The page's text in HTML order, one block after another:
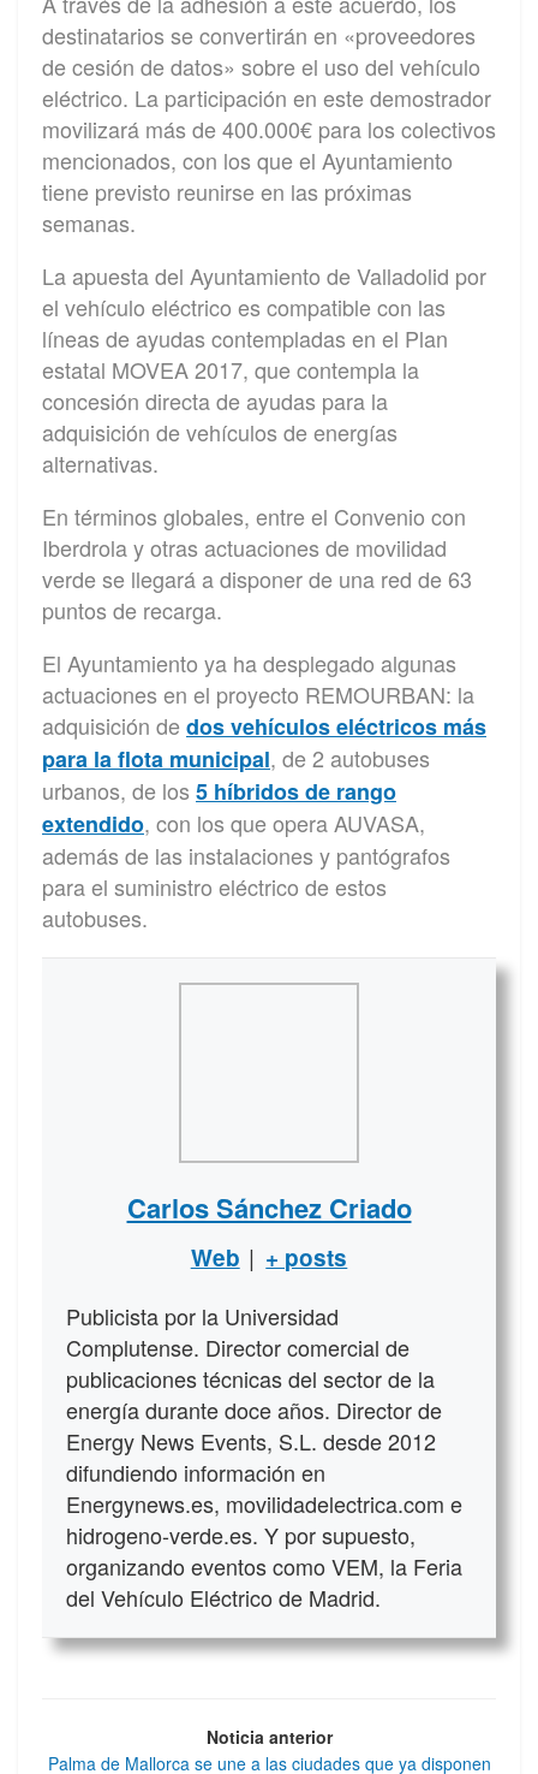
destinatarios se convertirán en «proveedores
de cesión de datos» sobre el uso del vehículo
eléctrico. La participación en este demostrador
movilizará más de 400.000€ para los colectivos
mencionados, con los que el Ayuntamiento
tiene previsto reunirse en las próximas
semanas.
La apuesta del Ayuntamiento de Valladolid por
el vehículo eléctrico es compatible con las
líneas de ayudas contempladas en el Plan
estatal MOVEA 2017, que contempla la
concesión directa de ayudas para la
adquisición de vehículos de energías
alternativas.
En términos globales, entre el Convenio con
Iberdrola y otras actuaciones de movilidad
verde se llegará a disponer de una red de 63
puntos de recarga.
El Ayuntamiento ya ha desplegado algunas
actuaciones en el proyecto REMOURBAN: la
adquisición dedos vehículos eléctricos más
para la flota municipal, de 2 autobuses
urbanos, de los 5 híbridos de rango
extendido, con los que opera AUVASA,
además de las instalaciones y pantógrafos
para el suministro eléctrico de estos
autobuses.
Carlos Sánchez Criado
Web | + posts
Publicista por la Universidad
Complutense. Director comercial de
publicaciones técnicas del sector de la
energía durante doce años. Director de
Energy News Events, S.L. desde 2012
difundiendo información en
Energynews.es, movilidadelectrica.com e
hidrogeno-verde.es. Y por supuesto,
organizando eventos como VEM, la Feria
del Vehículo Eléctrico de Madrid.
Noticia anterior
Palma de Mallorca se une a las ciudades que ya disponen